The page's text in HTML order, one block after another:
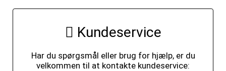
Kundeservice
Har du spørgsmål eller brug for hjælp, er du
velkommen til at kontakte kundeservice: